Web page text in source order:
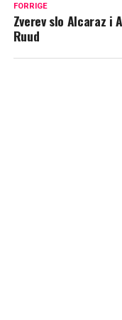
FORRIGE
Zverev slo Alcaraz
Ruud